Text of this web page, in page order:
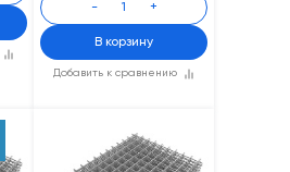
Добавить к сравнению
- +
В корзину